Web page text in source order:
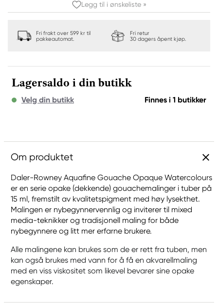
Legg til i ønskeliste »
Fri frakt over 599 kr til
pakkeautomat.
Fri retur
30 dagers åpent kjøp.
Lagersaldo i din butikk
Velg din butikk Finnes i 1 butikker
Om produktet
Daler-Rowney Aquafine Gouache Opaque Watercolours
er en serie opake (dekkende) gouachemalinger i tuber på
15 ml, fremstilt av kvalitetspigment med høy lysekthet.
Malingen er nybegynnervennlig og inviterer til mixed
media-teknikker og tradisjonell maling for både
nybegynnere og litt mer erfarne brukere.
Alle malingene kan brukes som de er rett fra tuben, men
kan også brukes med vann for å få en akvarellmaling
med en viss viskositet som likevel bevarer sine opake
egenskaper.